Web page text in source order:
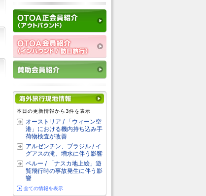
本日の更新情報から3件を表示
オーストリア / 「ウィーン空
港」における機内持ち込み手
荷物検査が改善
アルゼンチン、ブラジル / イ
グアスの滝、増水に伴う影響
ペルー / 「ナスカ地上絵」遊
覧飛行時の事故発生に伴う影
響
全ての情報を表示